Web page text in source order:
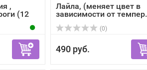
,
(12
Лайла, (меняет цвет в
зависимости от
(0)
490 руб.